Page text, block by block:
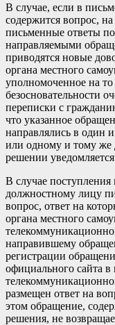
В случае, если в
содержится вопрос,
письменные ответы по
направляемыми
приводятся новые
органа местного
уполномоченное на
безосновательности
переписки с
что указанное
направлялись в один
или одному и тому
решении
В случае поступления
должностному лицу
вопрос, ответ на
органа местного
направившему
регистрации
официального сайта
размещен ответ на
этом обращение,
решения, не